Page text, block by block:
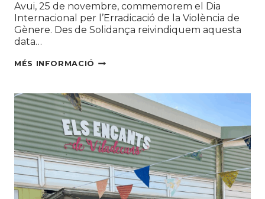
Avui, 25 de novembre, commemorem el Dia
Internacional per l’Erradicació de la Violència de
Gènere. Des de Solidança reivindiquem aquesta
data…
MÉS INFORMACIÓ SEGUIM
EL
MASCLISME
ESTRUCTURAL
I
PER
UNA
SOCIETAT
LLIURE
DE